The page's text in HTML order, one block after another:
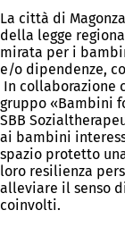
La città di
della legge
mirata per i
e/o dipendenze,
In collaborazione
gruppo «Bambini
SBB
ai bambini
spazio protetto
loro resilienza
alleviare il senso
coinvolti.